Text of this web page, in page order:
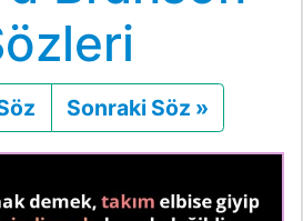
Önceki
Sonraki Söz »